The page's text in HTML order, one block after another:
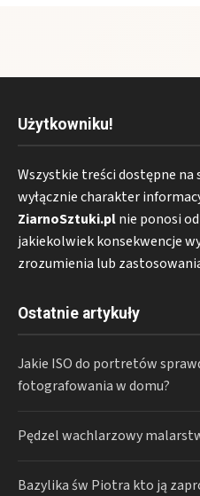
Użytkowniku!
Wszystkie treści dostępne na
wyłącznie charakter
ZiarnoSztuki.plnie ponosi
jakiekolwiek konsekwencje
zrozumienia lub
Ostatnie artykuły
Jakie ISO do portretów
fotografowania w domu?
Pędzel wachlarzowy
Bazylika św Piotra kto ją